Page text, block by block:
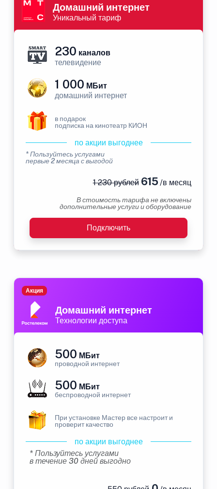
Домашний интернет
Уникальный тариф
230 каналов
телевидение
1 000 МБит
домашний интернет
в подарок
подписка на кинотеатр КИОН
по акции выгоднее
* Пользуйтесь услугами
первые 2 месяца с выгодой
1 230 рублей615 /в месяц
В стоимость тарифа не включены
дополнительные услуги и оборудование
Подключить
Домашний интернет
Технологии доступа
Акция
500 МБит
проводной интернет
500 МБит
беспроводной интернет
При установке Мастер все настроит и
проверит качество
по акции выгоднее
* Пользуйтесь услугами
в течение 30 дней выгодно